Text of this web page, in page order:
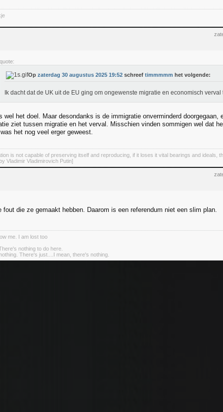
quote:
Op zaterdag 30 augustus 2025 19:52 schreef timmmmm het volgende:
Ik dacht dat de UK uit de EU ging om ongewenste migratie en economisch
wel het doel. Maar desondanks is de immigratie onverminderd
ziet tussen migratie en het verval. Misschien vinden sommigen wel dat
het nog veel erger geweest.
is not capable of preserving itself and reproducing, if it loses it vital bearings and ideals,
Vladimir Vladimirovich Putin]
fout die ze gemaakt hebben. Daarom is een referendum niet een slim plan.
me. I am lost too
nothing to do here.
There's just....I mean, there's nothing.